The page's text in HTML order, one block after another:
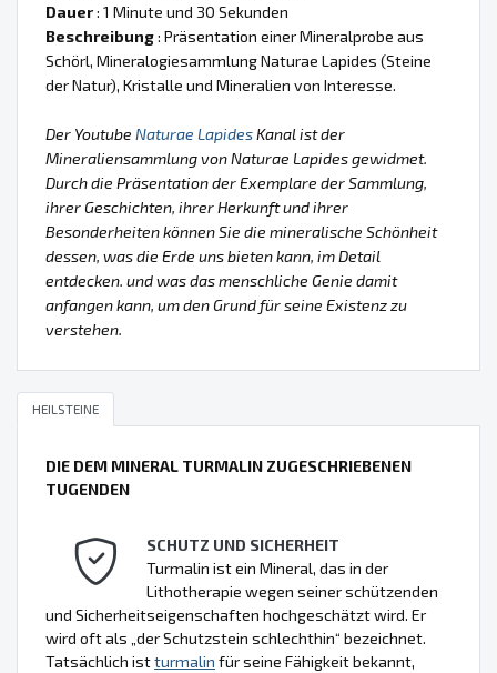
Dauer: 1 Minute und 30 Sekunden
Beschreibung: Präsentation einer Mineralprobe aus
Schörl, Mineralogiesammlung Naturae Lapides (Steine
der Natur), Kristalle und Mineralien von Interesse.
Der Youtube Naturae LapidesKanal ist der
Mineraliensammlung von Naturae Lapides gewidmet.
Durch die Präsentation der Exemplare der Sammlung,
ihrer Geschichten, ihrer Herkunft und ihrer
Besonderheiten können Sie die mineralische Schönheit
dessen, was die Erde uns bieten kann, im Detail
entdecken. und was das menschliche Genie damit
anfangen kann, um den Grund für seine Existenz zu
verstehen.
HEILSTEINE
DIE DEM MINERAL TURMALIN ZUGESCHRIEBENEN
TUGENDEN
SCHUTZ UND SICHERHEIT
Turmalin ist ein Mineral, das in der
Lithotherapie wegen seiner schützenden
und Sicherheitseigenschaften hochgeschätzt wird. Er
wird oft als „der Schutzstein schlechthin“ bezeichnet.
Tatsächlich istturmalin für seine Fähigkeit bekannt,